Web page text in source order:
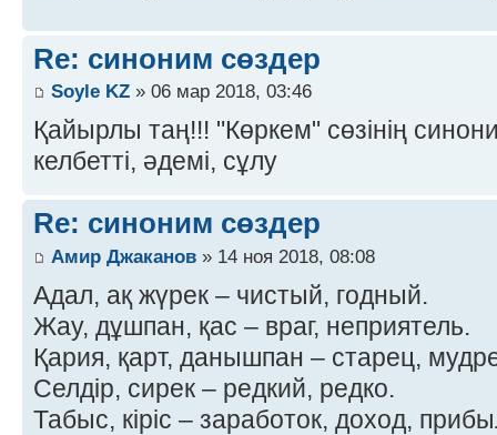
Re: синоним сөздер
Soyle KZ » 06 мар 2018, 03:46
Қайырлы таң!!! "Көркем" сөзінің
келбетті, әдемі, сұлу
Re: синоним сөздер
Амир Джаканов » 14 ноя 2018, 08:08
Адал, ақ жүрек – чистый, годный.
Жау, дұшпан, қас – враг, неприятель.
Қария, қарт, данышпан – старец,
Селдір, сирек – редкий, редко.
Табыс, кіріс – заработок, доход,